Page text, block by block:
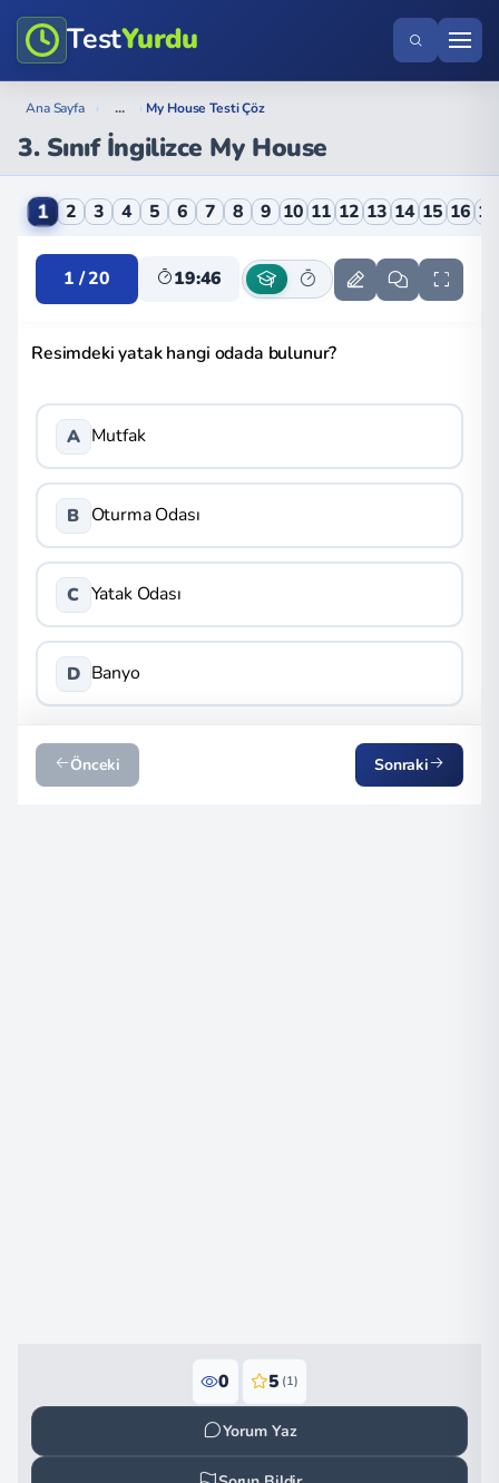
TestYurdu
Ana Sayfa › ... › My House Testi Çöz
3. Sınıf İngilizce My House
3. Sınıf İngilizce My House Online Testi
1 2 3 4 5 6 7 8 9 10 11 12 13 14 15 16 17
1 / 20 19:46
Resimdeki yatak hangi odada bulunur?
A Mutfak
B Oturma Odası
C Yatak Odası
D Banyo
Önceki Sonraki
0 5 (1)
Yorum Yaz